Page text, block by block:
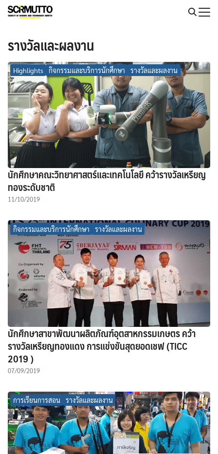
Skip
รางวัลและผลงาน
Highlights กิจกรรมและบริการนักศึกษา รางวัลและผลงาน
นักศึกษาคณะวิทยาศาสตร์และเทคโนโลยี คว้ารางวัลเหรียญ
ทองระดับชาติ
11/10/2019
กิจกรรมและบริการนักศึกษา รางวัลและผลงาน
นักศึกษาสาขาพัฒนาผลิตภัณฑ์อุตสาหกรรมเกษตร คว้า
รางวัลเหรียญทองแดง การแข่งขันสุดยอดเชฟ (TICC
2019 )
07/09/2019
การเรียนการสอน รางวัลและผลงาน